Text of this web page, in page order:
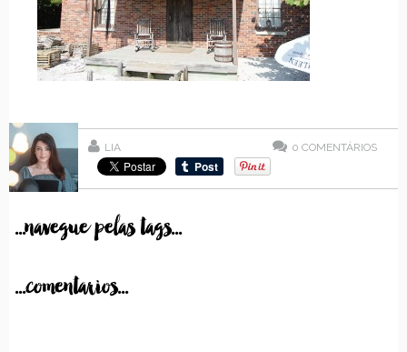
LIA 0 COMENTÁRIOS
...navegue pelas tags...
...comentarios...